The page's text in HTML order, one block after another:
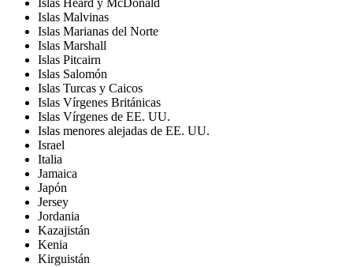
Islas Malvinas
Islas Marianas del Norte
Islas Marshall
Islas Pitcairn
Islas Salomón
Islas Turcas y Caicos
Islas Vírgenes Británicas
Islas Vírgenes de EE. UU.
Islas menores alejadas de EE. UU.
Israel
Italia
Jamaica
Japón
Jersey
Jordania
Kazajistán
Kenia
Kirguistán